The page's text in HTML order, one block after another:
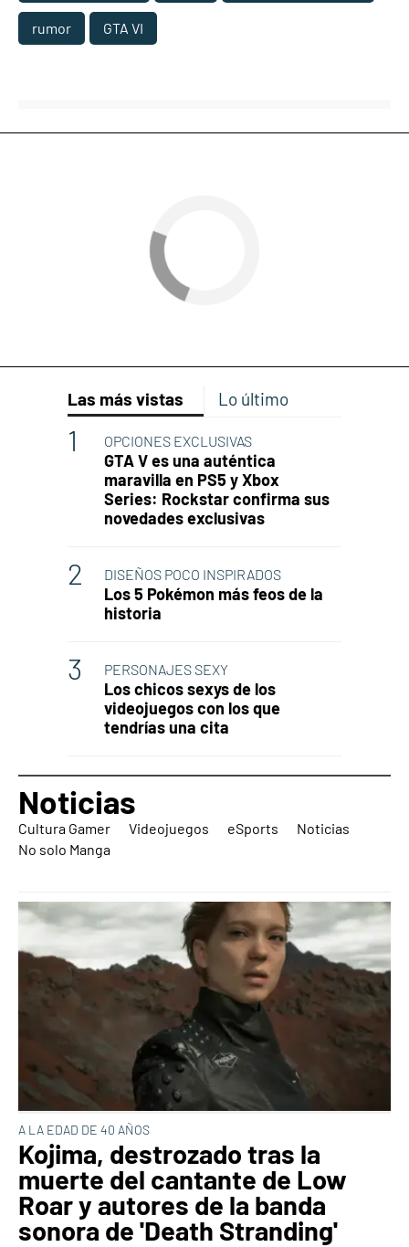
rumor GTA VI
Las más vistas Lo último
OPCIONES EXCLUSIVAS
GTA V es una auténtica
maravilla en PS5 y Xbox
Series: Rockstar confirma sus
novedades exclusivas
DISEÑOS POCO INSPIRADOS
Los 5 Pokémon más feos de la
historia
PERSONAJES SEXY
Los chicos sexys de los
videojuegos con los que
tendrías una cita
Noticias
Cultura Gamer Videojuegos eSports
Noticias
No solo Manga
A LA EDAD DE 40 AÑOS
Kojima, destrozado tras la
muerte del cantante de Low
Roar y autores de la banda
sonora de 'Death Stranding'